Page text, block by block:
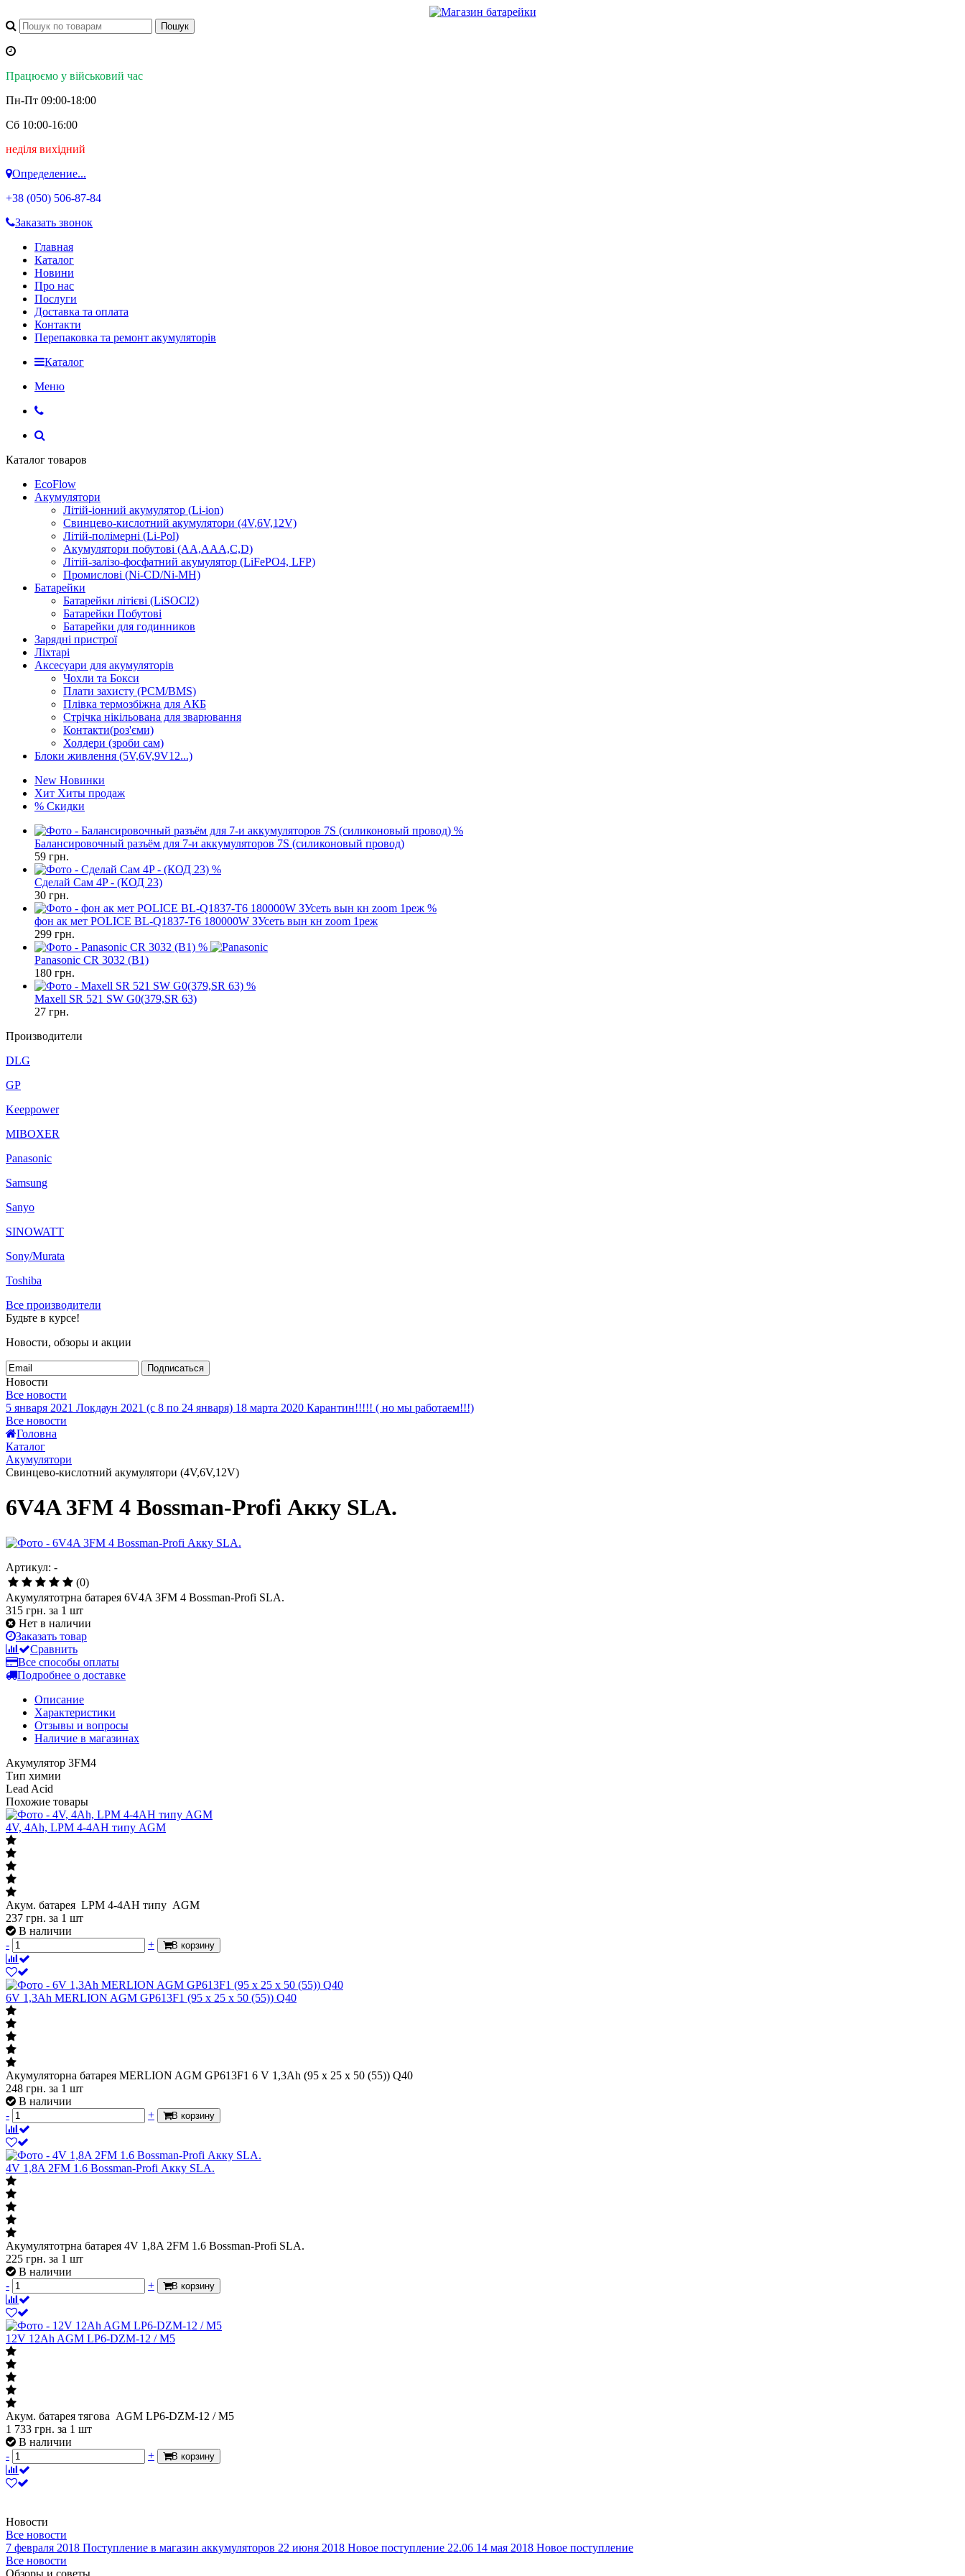
Працюємо у військовий час
Пн-Пт 09:00-18:00
Сб 10:00-16:00
неділя вихідний
Определение...
+38 (050) 506-87-84
Заказать звонок
Главная
Каталог
Новини
Про нас
Послуги
Доставка та оплата
Контакти
Перепаковка та ремонт акумуляторів
Каталог
Меню
Каталог товаров
EcoFlow
Акумулятори
Літій-іонний акумулятор (Li-ion)
Свинцево-кислотний акумулятори (4V,6V,12V)
Літій-полімерні (Li-Pol)
Акумулятори побутові (AA,AAA,C,D)
Літій-залізо-фосфатний акумулятор (LiFePO4, LFP)
Промислові (Ni-CD/Ni-MH)
Батарейки
Батарейки літієві (LiSOCl2)
Батарейки Побутові
Батарейки для годинников
Зарядні пристрої
Ліхтарі
Аксесуари для акумуляторів
Чохли та Бокси
Плати захисту (PCM/BMS)
Плівка термозбіжна для АКБ
Стрічка нікільована для зварювання
Контакти(роз'єми)
Холдери (зроби сам)
Блоки живлення (5V,6V,9V12...)
New Новинки
Хит Хиты продаж
% Скидки
%
Балансировочный разъём для 7-и аккумуляторов 7S (силиконовый провод)
59 грн.
%
Сделай Сам 4P - (КОД 23)
30 грн.
%
фон ак мет POLICE BL-Q1837-T6 180000W ЗУсеть вын кн zoom 1реж
299 грн.
%
Panasonic CR 3032 (B1)
180 грн.
%
Maxell SR 521 SW G0(379,SR 63)
27 грн.
Производители
DLG
GP
Keeppower
MIBOXER
Panasonic
Samsung
Sanyo
SINOWATT
Sony/Murata
Toshiba
Все производители
Будьте в курсе!
Новости, обзоры и акции
Подписаться
Новости
Все новости
5 января 2021 Локдаун 2021 (с 8 по 24 января) 18 марта 2020 Карантин!!!!! ( но мы работаем!!!)
Все новости
Головна
Каталог
Акумулятори
Свинцево-кислотний акумулятори (4V,6V,12V)
6V4A 3FM 4 Bossman-Profi Акку SLA.
Артикул: -
(0)
Акумулятотрна батарея 6V4A 3FM 4 Bossman-Profi SLA.
315 грн. за 1 шт
Нет в наличии
Заказать товар
Сравнить
Все способы оплаты
Подробнее о доставке
Описание
Характеристики
Отзывы и вопросы
Наличие в магазинах
Акумулятор 3FM4
Тип химии
Lead Acid
Похожие товары
4V, 4Ah, LPM 4-4АН типу AGM
Акум. батарея LPM 4-4АН типу AGM
237 грн. за 1 шт
В наличии
-
+ В корзину
6V 1,3Ah MERLION AGM GP613F1 (95 x 25 x 50 (55)) Q40
Акумуляторна батарея MERLION AGM GP613F1 6 V 1,3Ah (95 x 25 x 50 (55)) Q40
248 грн. за 1 шт
В наличии
-
+ В корзину
4V 1,8A 2FM 1.6 Bossman-Profi Акку SLA.
Акумулятотрна батарея 4V 1,8A 2FM 1.6 Bossman-Profi SLA.
225 грн. за 1 шт
В наличии
-
+ В корзину
12V 12Ah AGM LP6-DZM-12 / М5
Акум. батарея тягова AGM LP6-DZM-12 / М5
1 733 грн. за 1 шт
В наличии
-
+ В корзину
Новости
Все новости
7 февраля 2018 Поступление в магазин аккумуляторов 22 июня 2018 Новое поступление 22.06 14 мая 2018 Новое поступление
Все новости
Обзоры и советы